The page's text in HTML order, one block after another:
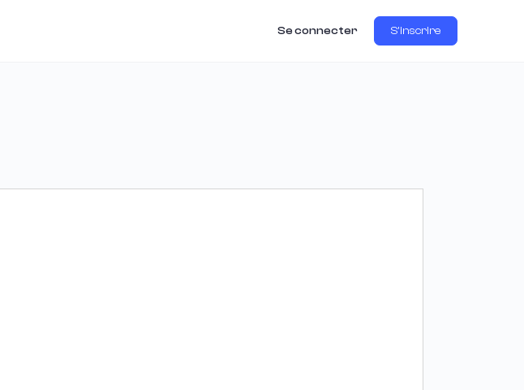
Se connecter S'inscrire